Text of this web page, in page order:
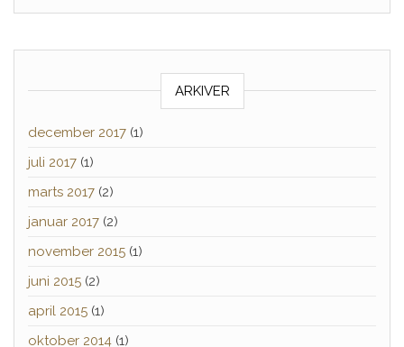
ARKIVER
december 2017 (1)
juli 2017 (1)
marts 2017 (2)
januar 2017 (2)
november 2015 (1)
juni 2015 (2)
april 2015 (1)
oktober 2014 (1)